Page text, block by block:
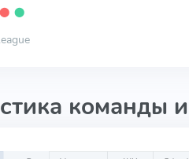
⬤ ⬤
команды